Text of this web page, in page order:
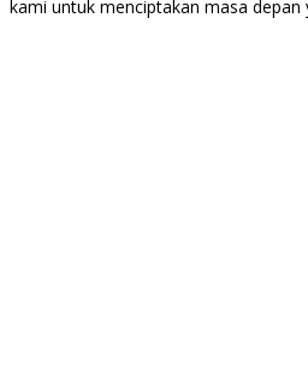
kami untuk menciptakan masa depan